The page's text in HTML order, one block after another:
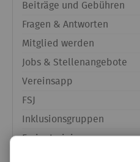
Beiträge und Gebühren
Fragen & Antworten
Mitglied werden
Jobs & Stellenangebote
Vereinsapp
FSJ
Inklusionsgruppen
Ferientraining